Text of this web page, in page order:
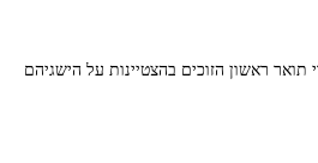
תואר ראשון הזוכים בהצטיינות על הישגיהם